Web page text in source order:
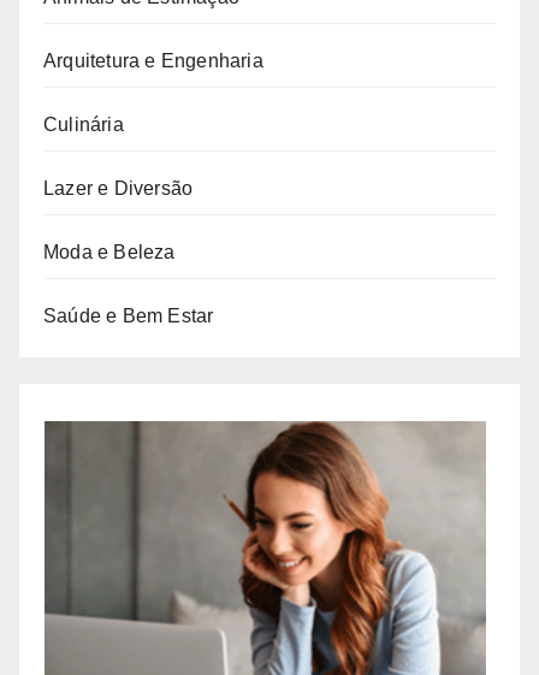
Arquitetura e Engenharia
Culinária
Lazer e Diversão
Moda e Beleza
Saúde e Bem Estar